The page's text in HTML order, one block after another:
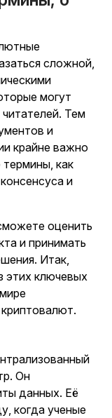
сложной,
могут
Тем
и
крайне важно
как
и
оценить
и принимать
Итак,
этих ключевых
Он
данных. Её
когда ученые